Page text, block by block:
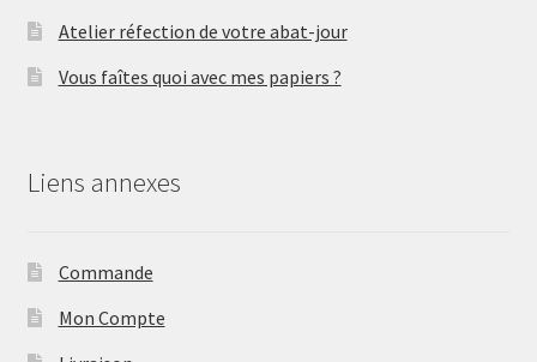
Atelier réfection de votre abat-jour
Vous faîtes quoi avec mes papiers ?
Liens annexes
Commande
Mon Compte